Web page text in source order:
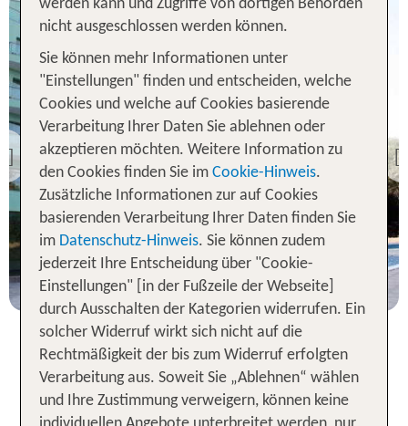
Previous
Albena inkl. Flug
Palma
7 Nächte, AI, XX
statt
p.P. ab 444 €
Albena: Pauschalreisen an
Bulgariens schönster Küste
werden kann und Zugriffe von dortigen Behörden
nicht ausgeschlossen werden können.
Sie können mehr Informationen unter
"Einstellungen" finden und entscheiden, welche
Cookies und welche auf Cookies basierende
Verarbeitung Ihrer Daten Sie ablehnen oder
akzeptieren möchten. Weitere Information zu
den Cookies finden Sie im Cookie-Hinweis.
Zusätzliche Informationen zur auf Cookies
basierenden Verarbeitung Ihrer Daten finden Sie
im Datenschutz-Hinweis. Sie können zudem
jederzeit Ihre Entscheidung über "Cookie-
Einstellungen" [in der Fußzeile der Webseite]
durch Ausschalten der Kategorien widerrufen. Ein
solcher Widerruf wirkt sich nicht auf die
Rechtmäßigkeit der bis zum Widerruf erfolgten
Verarbeitung aus. Soweit Sie „Ablehnen“ wählen
und Ihre Zustimmung verweigern, können keine